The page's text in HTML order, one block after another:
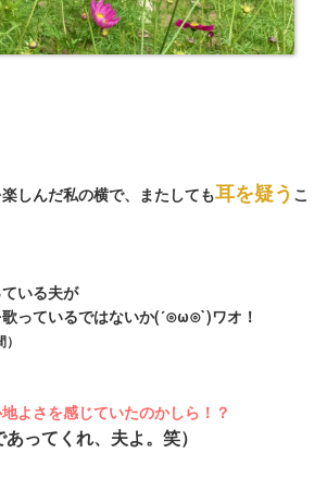
しんだ私の横で、またしても耳を疑う こ
いる夫が
っているではないか(´⊙ω⊙`)ワオ！
よさを感じていたのかしら！？
あってくれ、夫よ。笑）